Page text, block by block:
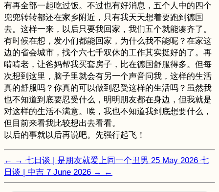
有再全部一起吃过饭。不过也有好消息，五个人中的四个
兜兜转转都还在家乡附近，只有我天天想着要跑到德国
去。这样一来，以后只要我回家，我们五个就能凑齐了。
有时候在想，发小们都能回家，为什么我不能呢？在家这
边的省会城市，找个六七千双休的工作其实挺好的了。再
啃啃老，让爸妈帮我买套房子，比在德国舒服得多。但每
次想到这里，脑子里就会有另一个声音问我，这样的生活
真的舒服吗？你真的可以做到忍受这样的生活吗？虽然我
也不知道到底要忍受什么，明明朋友都在身边，但我就是
对这样的生活不满意。唉，我也不知道我到底想要什么，
但目前来看我比较想出去看看。
以后的事就以后再说吧。先强行起飞！
← → 七日谈 | 是朋友就爱上同一个丑男 25 May 2026 七
日谈 | 中吉 7 June 2026 → ←